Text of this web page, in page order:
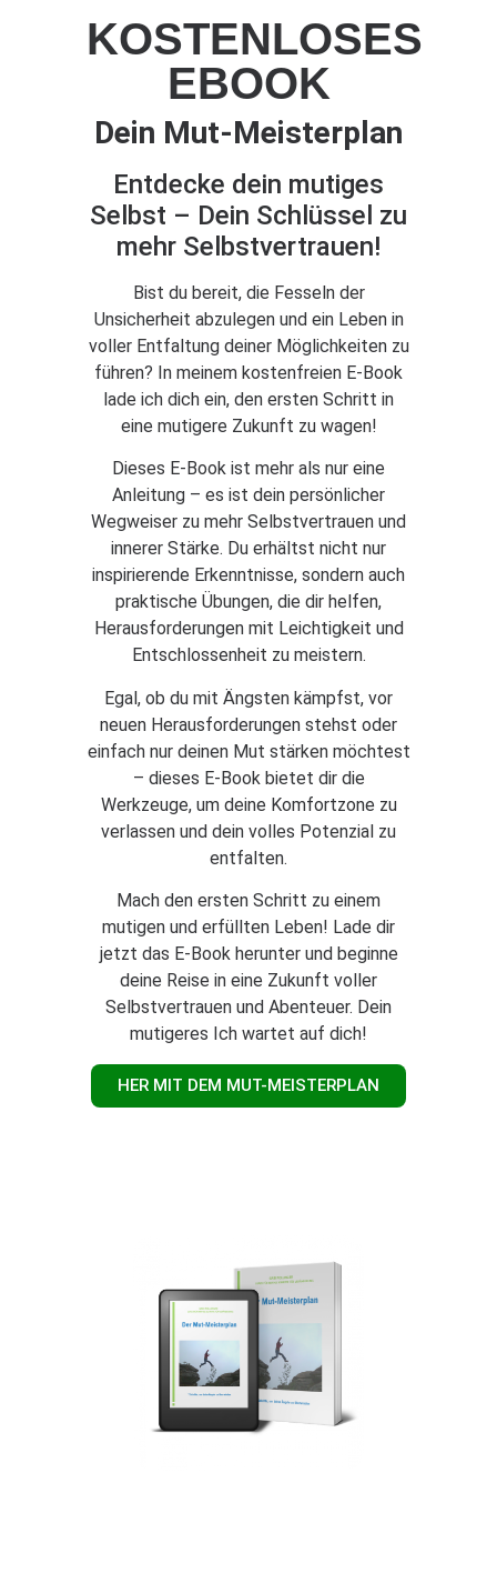
KOSTENLOSES
EBOOK
Dein Mut-Meisterplan
Entdecke dein mutiges
Selbst – Dein Schlüssel zu
mehr Selbstvertrauen!
Bist du bereit, die Fesseln der
Unsicherheit abzulegen und ein Leben in
voller Entfaltung deiner Möglichkeiten zu
führen? In meinem kostenfreien E-Book
lade ich dich ein, den ersten Schritt in
eine mutigere Zukunft zu wagen!
Dieses E-Book ist mehr als nur eine
Anleitung – es ist dein persönlicher
Wegweiser zu mehr Selbstvertrauen und
innerer Stärke. Du erhältst nicht nur
inspirierende Erkenntnisse, sondern auch
praktische Übungen, die dir helfen,
Herausforderungen mit Leichtigkeit und
Entschlossenheit zu meistern.
Egal, ob du mit Ängsten kämpfst, vor
neuen Herausforderungen stehst oder
einfach nur deinen Mut stärken möchtest
– dieses E-Book bietet dir die
Werkzeuge, um deine Komfortzone zu
verlassen und dein volles Potenzial zu
entfalten.
Mach den ersten Schritt zu einem
mutigen und erfüllten Leben! Lade dir
jetzt das E-Book herunter und beginne
deine Reise in eine Zukunft voller
Selbstvertrauen und Abenteuer. Dein
mutigeres Ich wartet auf dich!
HER MIT DEM MUT-MEISTERPLAN